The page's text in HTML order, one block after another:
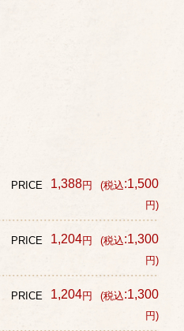
PRICE 1,388円 (税込:1,500
円)
PRICE 1,204円 (税込:1,300
円)
PRICE 1,204円 (税込:1,300
円)